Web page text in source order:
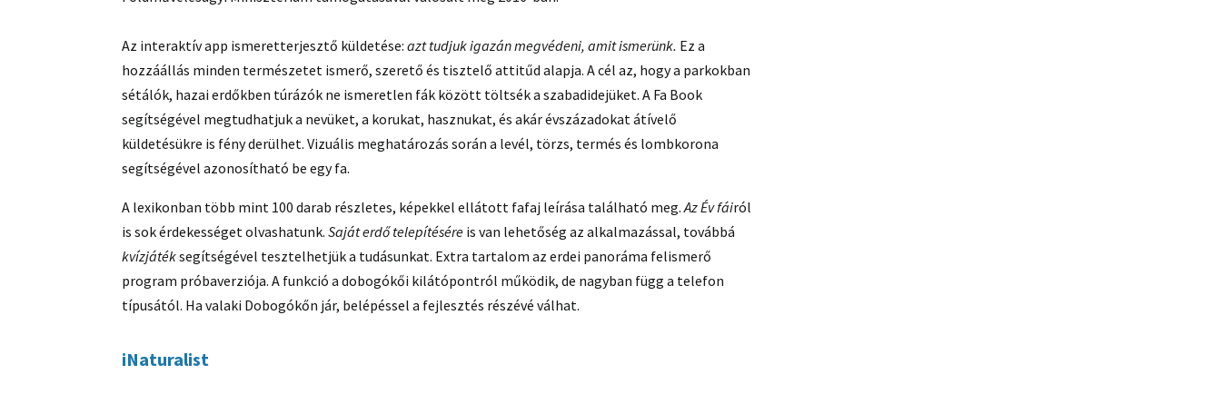
Az interaktív app ismeretterjesztő küldetése:azt tudjuk igazán megvédeni, amit ismerünk. Ez a
hozzáállás minden természetet ismerő, szerető és tisztelő attitűd alapja. A cél az, hogy a parkokban
sétálók, hazai erdőkben túrázók ne ismeretlen fák között töltsék a szabadidejüket. A Fa Book
segítségével megtudhatjuk a nevüket, a korukat, hasznukat, és akár évszázadokat átívelő
küldetésükre is fény derülhet. Vizuális meghatározás során a levél, törzs, termés és lombkorona
segítségével azonosítható be egy fa.
A lexikonban több mint 100 darab részletes, képekkel ellátott fafaj leírása található meg.Az Év fáiról
is sok érdekességet olvashatunk.Saját erdő telepítésére is van lehetőség az alkalmazással, továbbá
kvízjátéksegítségével tesztelhetjük a tudásunkat. Extra tartalom az erdei panoráma felismerő
program próbaverziója. A funkció a dobogókői kilátópontról működik, de nagyban függ a telefon
típusától. Ha valaki Dobogókőn jár, belépéssel a fejlesztés részévé válhat.
iNaturalist